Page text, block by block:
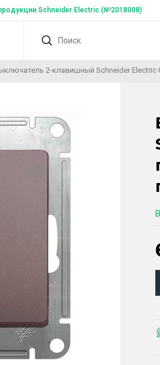
Schneider Electric (№2018008)
2-клавишный Schneider Electric